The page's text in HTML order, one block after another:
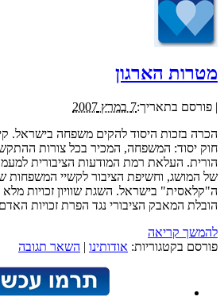
מטרות הארגון
| פורסם בתאריך:7 במרץ 2007
הכרה בזכות היסוד להקים משפחה בישראל.
חוק יסוד: המשפחה, המכיר בכל צורות
הורית. העלאת רמת המודעות הציבורית
של המושג, וחשיפת הציבור לקשיי המשפחות
ה"קלאסית" בישראל. השגת שוויון זכויות
הובלת המאבק הציבורי נגד הפרת זכויות
להמשך קריאה
פורסם בקטגוריות: אודותינו | השאר תגובה